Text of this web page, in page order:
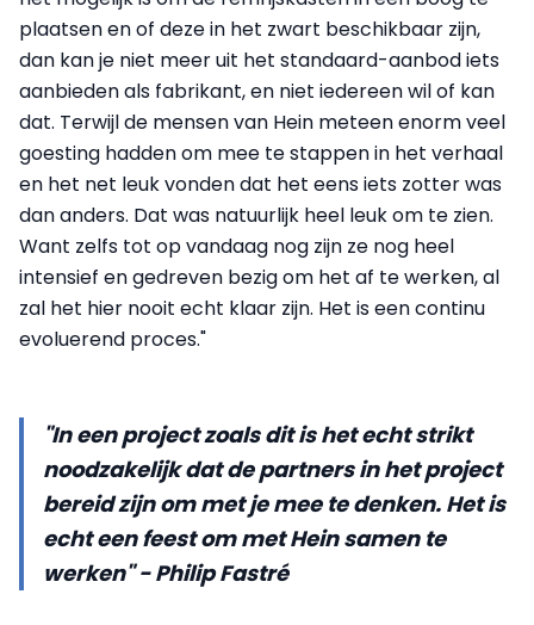
plaatsen en of deze in het zwart beschikbaar zijn,
dan kan je niet meer uit het standaard-aanbod iets
aanbieden als fabrikant, en niet iedereen wil of kan
dat. Terwijl de mensen van Hein meteen enorm veel
goesting hadden om mee te stappen in het verhaal
en het net leuk vonden dat het eens iets zotter was
dan anders. Dat was natuurlijk heel leuk om te zien.
Want zelfs tot op vandaag nog zijn ze nog heel
intensief en gedreven bezig om het af te werken, al
zal het hier nooit echt klaar zijn. Het is een continu
evoluerend proces."
"In een project zoals dit is het echt strikt
noodzakelijk dat de partners in het project
bereid zijn om met je mee te denken. Het is
echt een feest om met Hein samen te
werken" - Philip Fastré